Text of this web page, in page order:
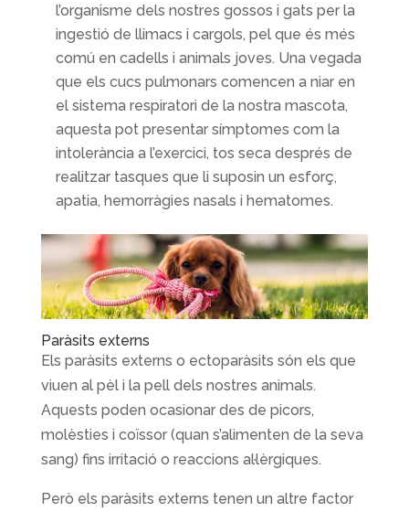
l’organisme dels nostres gossos i gats per la
ingestió de llimacs i cargols, pel que és més
comú en cadells i animals joves. Una vegada
que els cucs pulmonars comencen a niar en
el sistema respiratori de la nostra mascota,
aquesta pot presentar símptomes com la
intolerància a l’exercici, tos seca després de
realitzar tasques que li suposin un esforç,
apatia, hemorràgies nasals i hematomes.
Paràsits externs
Els paràsits externs o ectoparàsits són els que
viuen al pèl i la pell dels nostres animals.
Aquests poden ocasionar des de picors,
molèsties i coïssor (quan s’alimenten de la seva
sang) fins irritació o reaccions al·lèrgiques.
Però els paràsits externs tenen un altre factor